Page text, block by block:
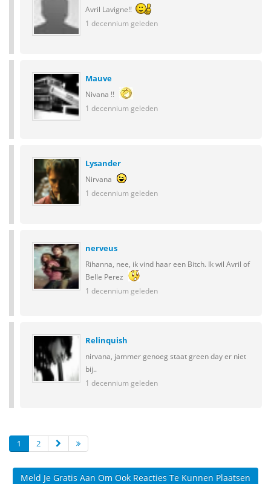
Avril Lavigne!!
1 decennium geleden
Mauve
Nivana !!
1 decennium geleden
Lysander
Nirvana
1 decennium geleden
nerveus
Rihanna, nee, ik vind haar een Bitch. Ik wil Avril of
Belle Perez
1 decennium geleden
Relinquish
nirvana, jammer genoeg staat green day er niet
bij..
1 decennium geleden
1 2
Meld Je Gratis Aan Om Ook Reacties Te Kunnen Plaatsen